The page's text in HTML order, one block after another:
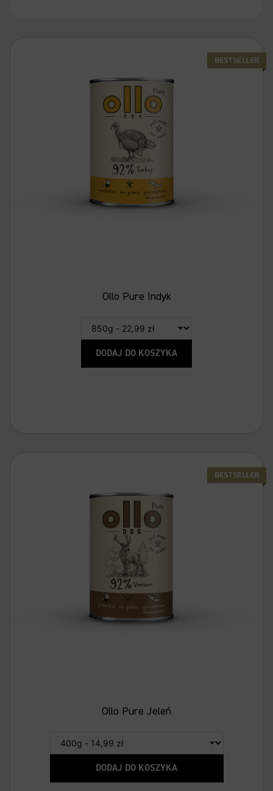
Ollo Pure Indyk
DODAJ DO KOSZYKA
Ollo Pure Jeleń
DODAJ DO KOSZYKA